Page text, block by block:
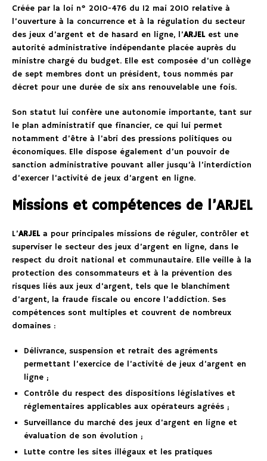
Créée par la loi n° 2010-476 du 12 mai 2010 relative à
l’ouverture à la concurrence et à la régulation du secteur
des jeux d’argent et de hasard en ligne, l’ARJEL est une
autorité administrative indépendante placée auprès du
ministre chargé du budget. Elle est composée d’un collège
de sept membres dont un président, tous nommés par
décret pour une durée de six ans renouvelable une fois.
Son statut lui confère une autonomie importante, tant sur
le plan administratif que financier, ce qui lui permet
notamment d’être à l’abri des pressions politiques ou
économiques. Elle dispose également d’un pouvoir de
sanction administrative pouvant aller jusqu’à l’interdiction
d’exercer l’activité de jeux d’argent en ligne.
Missions et compétences de l’ARJEL
L’ARJEL a pour principales missions de réguler, contrôler et
superviser le secteur des jeux d’argent en ligne, dans le
respect du droit national et communautaire. Elle veille à la
protection des consommateurs et à la prévention des
risques liés aux jeux d’argent, tels que le blanchiment
d’argent, la fraude fiscale ou encore l’addiction. Ses
compétences sont multiples et couvrent de nombreux
domaines :
Délivrance, suspension et retrait des agréments
permettant l’exercice de l’activité de jeux d’argent en
ligne ;
Contrôle du respect des dispositions législatives et
réglementaires applicables aux opérateurs agréés ;
Surveillance du marché des jeux d’argent en ligne et
évaluation de son évolution ;
Lutte contre les sites illégaux et les pratiques